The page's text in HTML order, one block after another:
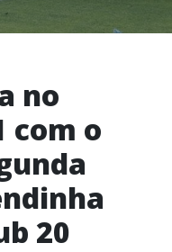
no
com o
20